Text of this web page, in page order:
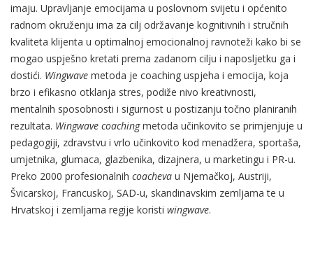
imaju. Upravljanje emocijama u poslovnom svijetu i općenito
radnom okruženju ima za cilj održavanje kognitivnih i stručnih
kvaliteta klijenta u optimalnoj emocionalnoj ravnoteži kako bi se
mogao uspješno kretati prema zadanom cilju i naposljetku ga i
dostići. Wingwave metoda je coaching uspjeha i emocija, koja
brzo i efikasno otklanja stres, podiže nivo kreativnosti,
mentalnih sposobnosti i sigurnost u postizanju točno planiranih
rezultata. Wingwave coachingmetoda učinkovito se primjenjuje u
pedagogiji, zdravstvu i vrlo učinkovito kod menadžera, sportaša,
umjetnika, glumaca, glazbenika, dizajnera, u marketingu i PR-u.
Preko 2000 profesionalnih coacheva u Njemačkoj, Austriji,
Švicarskoj, Francuskoj, SAD-u, skandinavskim zemljama te u
Hrvatskoj i zemljama regije koristi wingwave.